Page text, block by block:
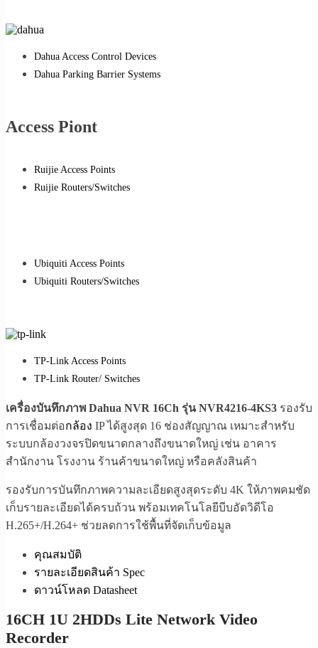
Dahua Access Control Devices
Dahua Parking Barrier Systems
Access Piont
Ruijie Access Points
Ruijie Routers/Switches
Ubiquiti Access Points
Ubiquiti Routers/Switches
TP-Link Access Points
TP-Link Router/ Switches
เครื่องบันทึกภาพ Dahua NVR 16Ch รุ่น NVR4216-4KS3 รองรับ
การเชื่อมต่อกล้อง IP ได้สูงสุด 16 ช่องสัญญาณ เหมาะสำหรับ
ระบบกล้องวงจรปิดขนาดกลางถึงขนาดใหญ่ เช่น อาคาร
สำนักงาน โรงงาน ร้านค้าขนาดใหญ่ หรือคลังสินค้า
รองรับการบันทึกภาพความละเอียดสูงสุดระดับ 4K ให้ภาพคมชัด
เก็บรายละเอียดได้ครบถ้วน พร้อมเทคโนโลยีบีบอัดวิดีโอ
H.265+/H.264+ ช่วยลดการใช้พื้นที่จัดเก็บข้อมูล
คุณสมบัติ
รายละเอียดสินค้า Spec
ดาวน์โหลด Datasheet
16CH 1U 2HDDs Lite Network Video
Recorder